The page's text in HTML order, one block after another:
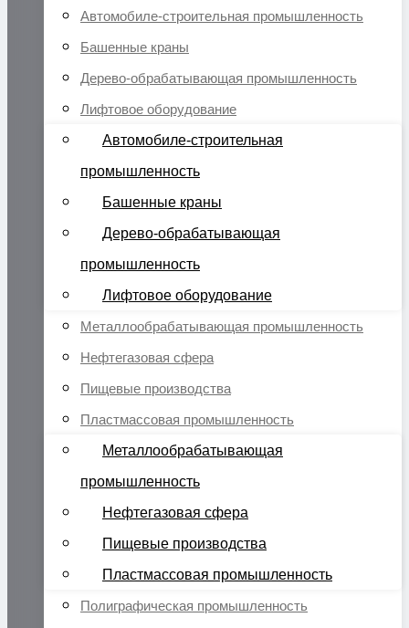
Автомобиле-строительная промышленность
Башенные краны
Дерево-обрабатывающая промышленность
Лифтовое оборудование
Автомобиле-строительная
промышленность
Башенные краны
Дерево-обрабатывающая
промышленность
Лифтовое оборудование
Металлообрабатывающая промышленность
Нефтегазовая сфера
Пищевые производства
Пластмассовая промышленность
Металлообрабатывающая
промышленность
Нефтегазовая сфера
Пищевые производства
Пластмассовая промышленность
Полиграфическая промышленность